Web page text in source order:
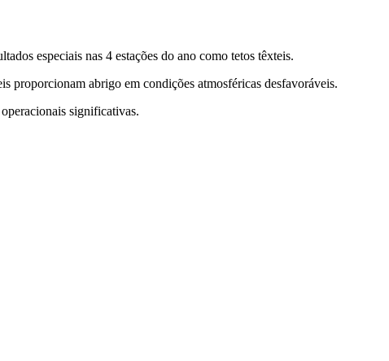
especiais nas 4 estações do ano como tetos têxteis.
proporcionam abrigo em condições atmosféricas desfavoráveis.
significativas.